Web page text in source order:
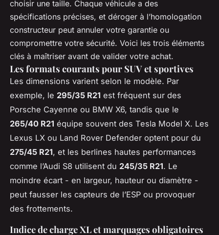
choisir une taille. Chaque véhicule a des
spécifications précises, et déroger à l’homologation
constructeur peut annuler votre garantie ou
compromettre votre sécurité. Voici les trois éléments
clés à maîtriser avant de valider votre achat.
Les formats courants pour SUV et sportives
Les dimensions varient selon le modèle. Par
exemple, le 295/35 R21 est fréquent sur des
Porsche Cayenne ou BMW X6, tandis que le
265/40 R21 équipe souvent des Tesla Model X. Les
Lexus LX ou Land Rover Defender optent pour du
275/45 R21, et les berlines hautes performances
comme l’Audi S8 utilisent du 245/35 R21. Le
moindre écart - en largeur, hauteur ou diamètre -
peut fausser les capteurs de l’ESP ou provoquer
des frottements.
Indice de charge XL et marquages obligatoires